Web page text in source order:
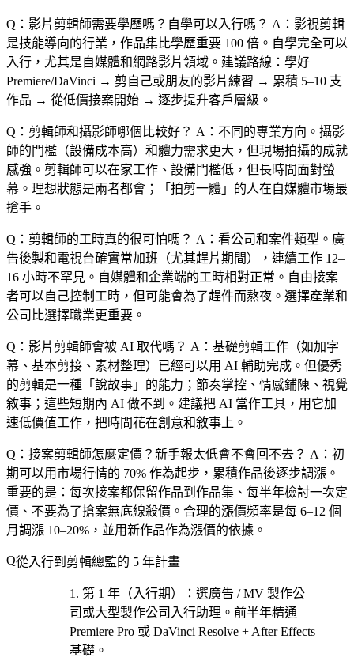
Q：影片剪輯師需要學歷嗎？自學可以入行嗎？ A：影視剪輯
是技能導向的行業，作品集比學歷重要 100 倍。自學完全可以
入行，尤其是自媒體和網路影片領域。建議路線：學好
Premiere/DaVinci → 剪自己或朋友的影片練習 → 累積 5–10 支
作品 → 從低價接案開始 → 逐步提升客戶層級。
Q：剪輯師和攝影師哪個比較好？ A：不同的專業方向。攝影
師的門檻（設備成本高）和體力需求更大，但現場拍攝的成就
感強。剪輯師可以在家工作、設備門檻低，但長時間面對螢
幕。理想狀態是兩者都會；「拍剪一體」的人在自媒體市場最
搶手。
Q：剪輯師的工時真的很可怕嗎？ A：看公司和案件類型。廣
告後製和電視台確實常加班（尤其趕片期間），連續工作 12–
16 小時不罕見。自媒體和企業端的工時相對正常。自由接案
者可以自己控制工時，但可能會為了趕件而熬夜。選擇產業和
公司比選擇職業更重要。
Q：影片剪輯師會被 AI 取代嗎？ A：基礎剪輯工作（如加字
幕、基本剪接、素材整理）已經可以用 AI 輔助完成。但優秀
的剪輯是一種「說故事」的能力；節奏掌控、情感鋪陳、視覺
敘事；這些短期內 AI 做不到。建議把 AI 當作工具，用它加
速低價值工作，把時間花在創意和敘事上。
Q：接案剪輯師怎麼定價？新手報太低會不會回不去？ A：初
期可以用市場行情的 70% 作為起步，累積作品後逐步調漲。
重要的是：每次接案都保留作品到作品集、每半年檢討一次定
價、不要為了搶案無底線殺價。合理的漲價頻率是每 6–12 個
月調漲 10–20%，並用新作品作為漲價的依據。
從入行到剪輯總監的 5 年計畫
第 1 年（入行期） ：選廣告 / MV 製作公
司或大型製作公司 入行助理。前半年精通
Premiere Pro 或 DaVinci Resolve + After Effects
基礎。